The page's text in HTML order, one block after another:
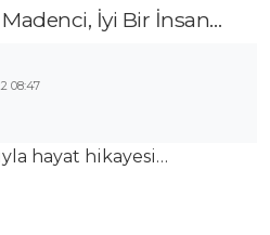
İyi Bir İnsan…
08:47